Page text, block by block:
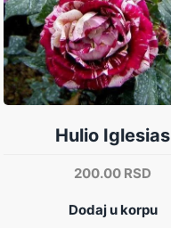
Hulio Iglesias
200.00 RSD
Dodaj u korpu